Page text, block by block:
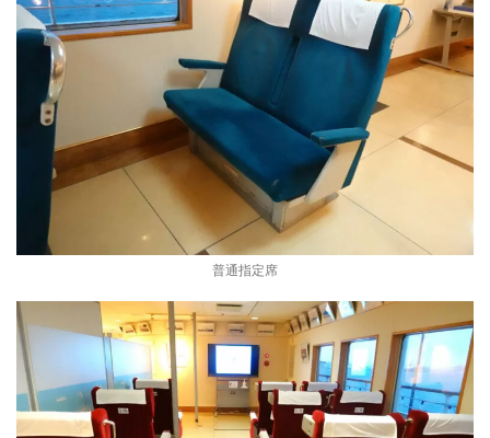
普通指定席